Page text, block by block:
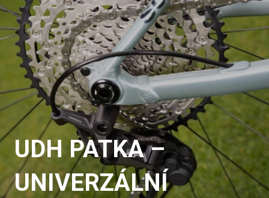
UDH PATKA –
UNIVERZÁLNÍ